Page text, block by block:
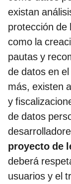
existan
protección de
como la
pautas y
de datos en
más, existen
y
de datos
proyecto de
deberá
usuarios y el